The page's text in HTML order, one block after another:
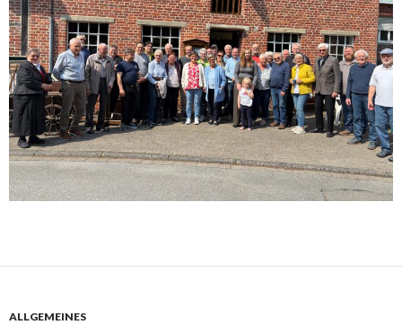
ALLGEMEINES